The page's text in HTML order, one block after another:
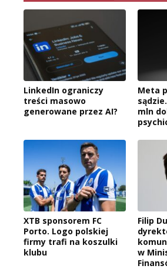
LinkedIn ograniczy
treści masowo
generowane przez AI?
Meta
mln
XTB sponsorem FC
Porto. Logo polskiej
firmy trafi na koszulki
klubu
Filip
w